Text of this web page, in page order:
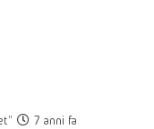
7 anni fa